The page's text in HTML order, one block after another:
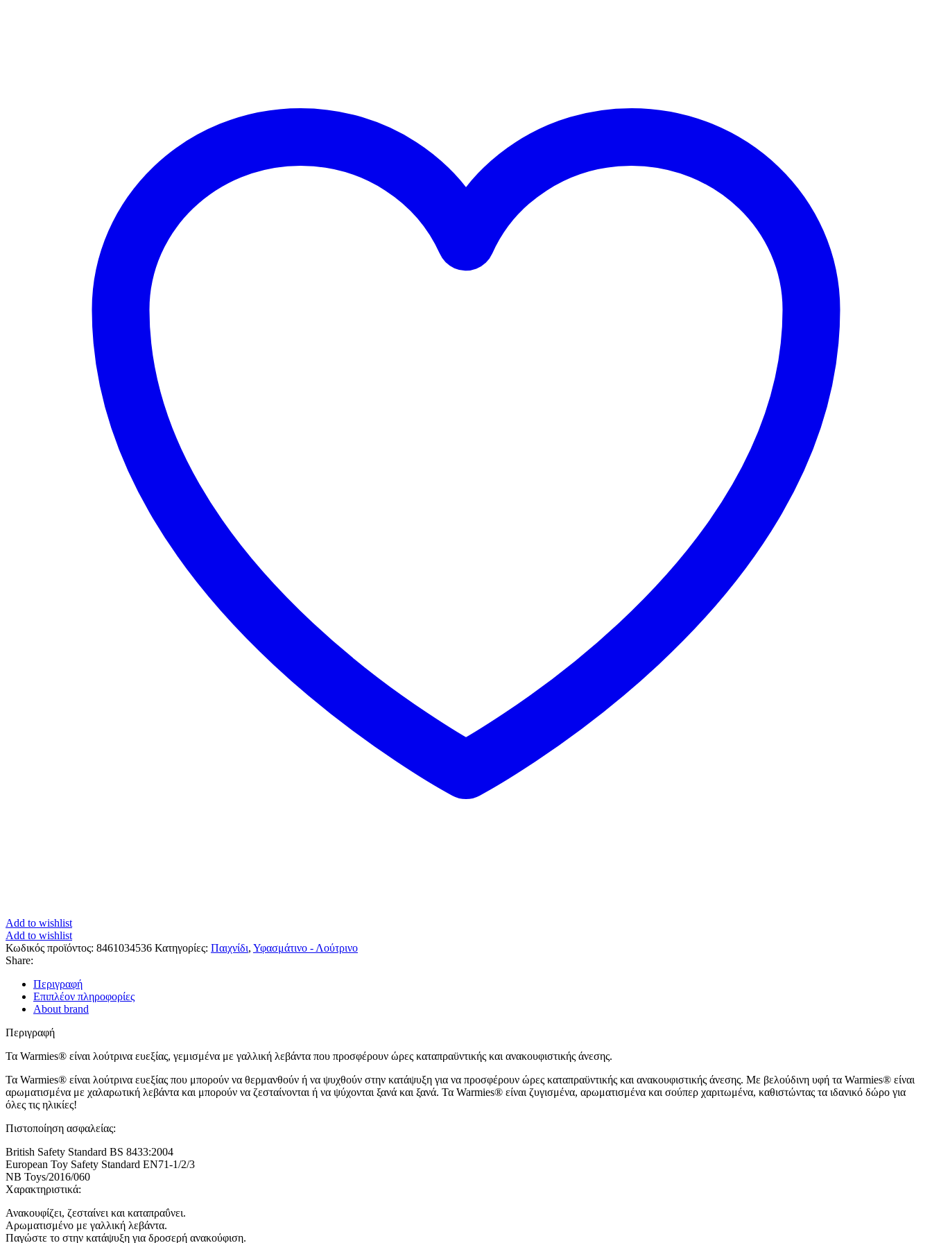
Add to wishlist
Add to wishlist
Κωδικός προϊόντος: 8461034536 Κατηγορίες: Παιχνίδι, Υφασμάτινο - Λούτρινο
Share:
Περιγραφή
Επιπλέον πληροφορίες
About brand
Περιγραφή
Τα Warmies® είναι λούτρινα ευεξίας, γεμισμένα με γαλλική λεβάντα που προσφέρουν ώρες καταπραϋντικής και ανακουφιστικής άνεσης.
Τα Warmies® είναι λούτρινα ευεξίας που μπορούν να θερμανθούν ή να ψυχθούν στην κατάψυξη για να προσφέρουν ώρες καταπραϋντικής και ανακουφιστικής άνεσης. Με βελούδινη υφή τα Warmies® είναι
αρωματισμένα με χαλαρωτική λεβάντα και μπορούν να ζεσταίνονται ή να ψύχονται ξανά και ξανά. Τα Warmies® είναι ζυγισμένα, αρωματισμένα και σούπερ χαριτωμένα, καθιστώντας τα ιδανικό δώρο για
όλες τις ηλικίες!
Πιστοποίηση ασφαλείας:
British Safety Standard BS 8433:2004
European Toy Safety Standard EN71-1/2/3
NB Toys/2016/060
Χαρακτηριστικά:
Ανακουφίζει, ζεσταίνει και καταπραΰνει.
Αρωματισμένο με γαλλική λεβάντα.
Παγώστε το στην κατάψυξη για δροσερή ανακούφιση.